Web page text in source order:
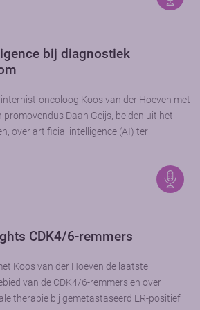
bij diagnostiek
oncoloog Koos van der Hoeven met
Daan Geijs, beiden uit het
over artificial intelligence (AI) ter
CDK4/6-remmers
Koos van der Hoeven de laatste
van de CDK4/6-remmers en over
therapie bij gemetastaseerd ER-positief